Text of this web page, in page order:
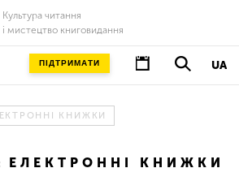
Культура читання
і мистецтво книговидання
UA
ПІДТРИМАТИ
КНИЖКИ
ЕЛЕКТРОННІ КНИЖКИ